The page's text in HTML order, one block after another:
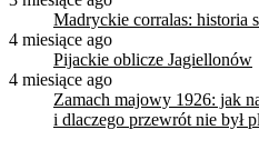
Madryckie corralas: historia
4 miesiące ago
Pijackie oblicze Jagiellonów
4 miesiące ago
Zamach majowy 1926: jak
i dlaczego przewrót nie był